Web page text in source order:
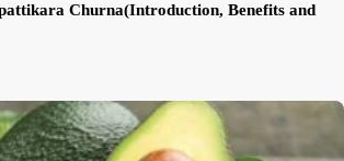
Churna(Introduction, Benefits and